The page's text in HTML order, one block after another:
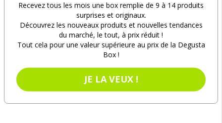
Recevez tous les mois une box remplie de 9 à 14 produits
surprises et originaux.
Découvrez les nouveaux produits et nouvelles tendances
du marché, le tout, à prix réduit !
Tout cela pour une valeur supérieure au prix de la Degusta
Box !
JE LA VEUX !